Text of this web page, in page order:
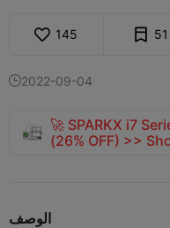
145 51
2022-09-04
🚀 SPARKX i7
(26% OFF) >>
الوصف